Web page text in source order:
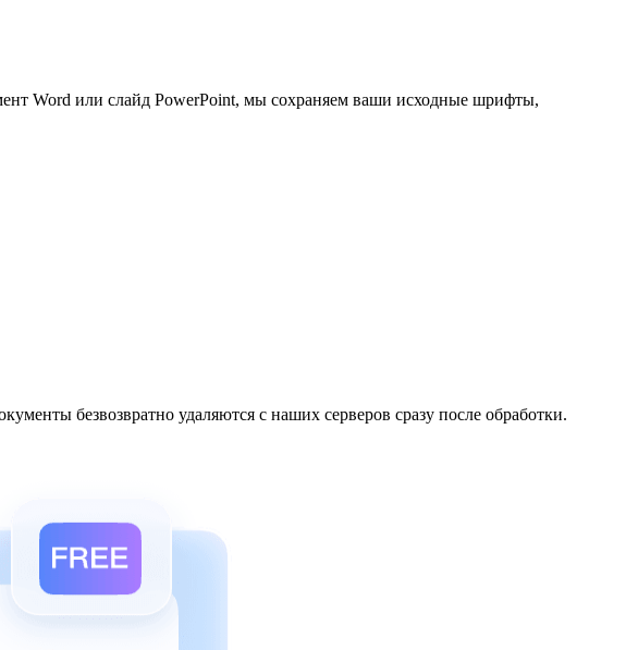
Word или слайд PowerPoint, мы сохраняем ваши исходные шрифты,
безвозвратно удаляются с наших серверов сразу после обработки.